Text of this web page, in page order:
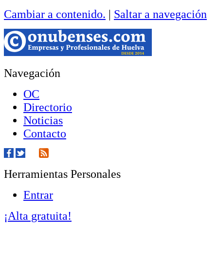
Cambiar a contenido. | Saltar a navegación
Navegación
OC
Directorio
Noticias
Contacto
Herramientas Personales
Entrar
¡Alta gratuita!